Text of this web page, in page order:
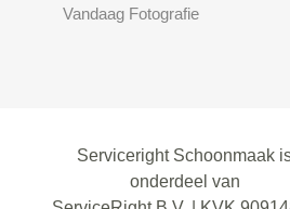
Vandaag Fotografie
Serviceright Schoonmaak
onderdeel van